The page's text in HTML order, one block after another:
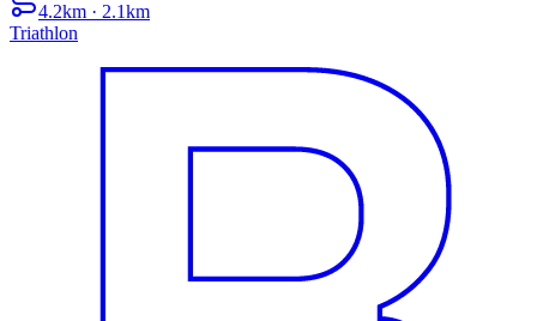
4.2km · 2.1km
Triathlon